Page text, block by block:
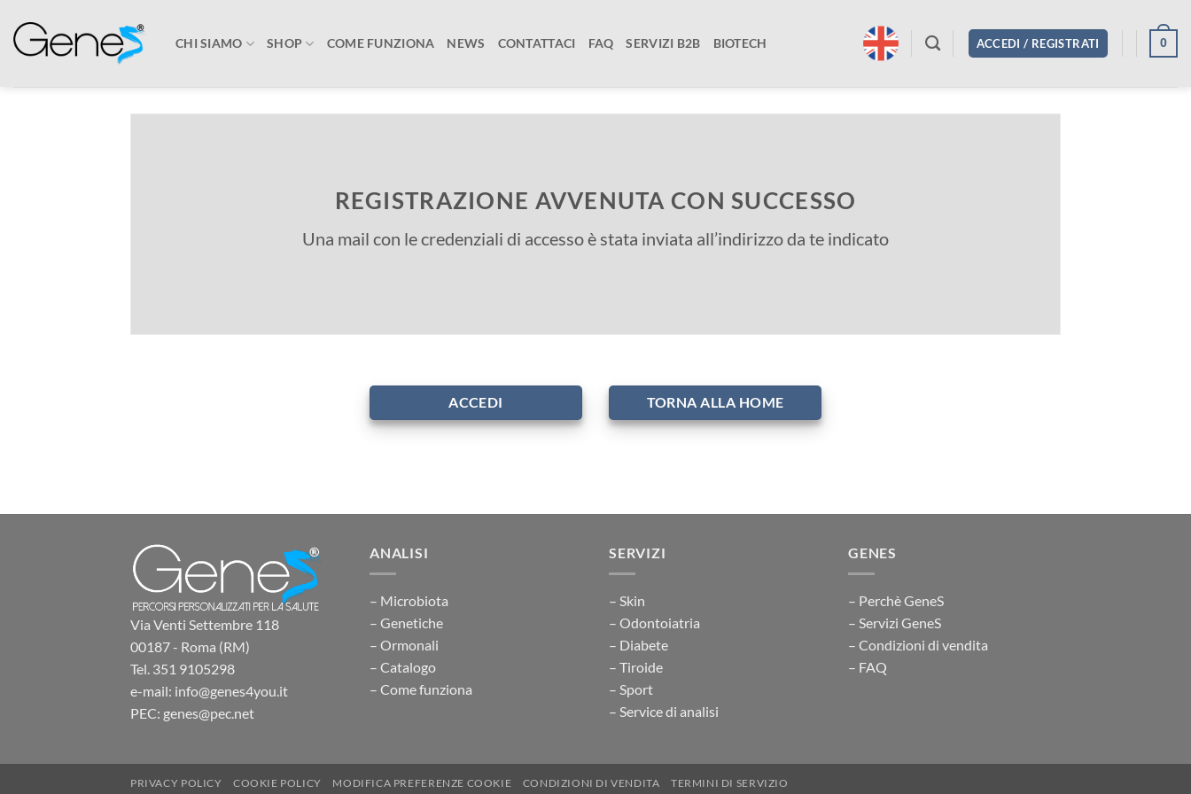
contenuti
CHI SIAMO SHOP COME FUNZIONA NEWS CONTATTACI FAQ SERVIZI B2B BIOTECH ACCEDI / REGISTRATI 0
REGISTRAZIONE AVVENUTA CON SUCCESSO
Una mail con le credenziali di accesso è stata inviata all’indirizzo da te indicato
ACCEDI TORNA ALLA HOME
Via Venti Settembre 118
00187 - Roma (RM)
Tel. 351 9105298
e-mail: info@genes4you.it
PEC: genes@pec.net
ANALISI
– Microbiota
– Genetiche
– Ormonali
– Catalogo
– Come funziona
SERVIZI
– Skin
– Odontoiatria
– Diabete
– Tiroide
– Sport
– Service di analisi
GENES
– Perchè GeneS
– Servizi GeneS
– Condizioni di vendita
– FAQ
PRIVACY POLICY COOKIE POLICY MODIFICA PREFERENZE COOKIE CONDIZIONI DI VENDITA TERMINI DI SERVIZIO